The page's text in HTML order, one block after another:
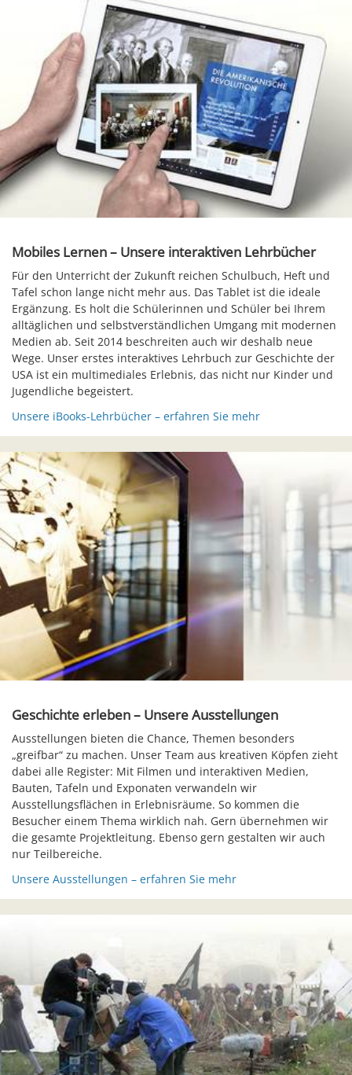
Mobiles Lernen – Unsere interaktiven Lehrbücher
Für den Unterricht der Zukunft reichen Schulbuch, Heft und
Tafel schon lange nicht mehr aus. Das Tablet ist die ideale
Ergänzung. Es holt die Schülerinnen und Schüler bei Ihrem
alltäglichen und selbstverständlichen Umgang mit modernen
Medien ab. Seit 2014 beschreiten auch wir deshalb neue
Wege. Unser erstes interaktives Lehrbuch zur Geschichte der
USA ist ein multimediales Erlebnis, das nicht nur Kinder und
Jugendliche begeistert.
Unsere iBooks-Lehrbücher – erfahren Sie mehr
Geschichte erleben – Unsere Ausstellungen
Ausstellungen bieten die Chance, Themen besonders
„greifbar“ zu machen. Unser Team aus kreativen Köpfen zieht
dabei alle Register: Mit Filmen und interaktiven Medien,
Bauten, Tafeln und Exponaten verwandeln wir
Ausstellungsflächen in Erlebnisräume. So kommen die
Besucher einem Thema wirklich nah. Gern übernehmen wir
die gesamte Projektleitung. Ebenso gern gestalten wir auch
nur Teilbereiche.
Unsere Ausstellungen – erfahren Sie mehr